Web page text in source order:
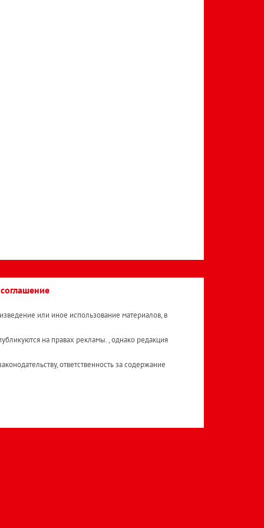
или иное использование материалов, в
на правах рекламы. , однако редакция
ответственность за содержание